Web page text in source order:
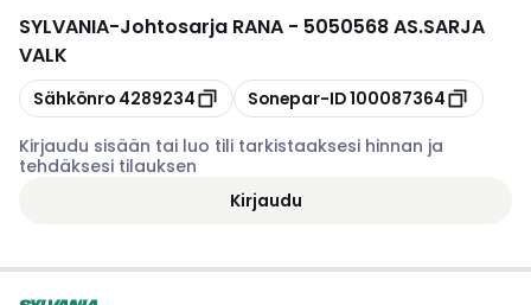
SYLVANIA-Johtosarja RANA - 5050568 AS.SARJA
VALK
Kopioi
Sähkönro 4289234 Kopioi
Sonepar-ID100087364
Kirjaudu sisään tai luo tili tarkistaaksesi hinnan ja
tehdäksesi tilauksen
Kirjaudu